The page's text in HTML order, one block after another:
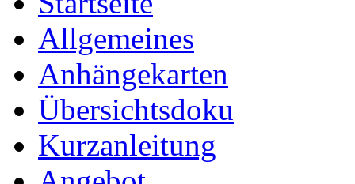
Allgemeines
Anhängekarten
Übersichtsdoku
Kurzanleitung